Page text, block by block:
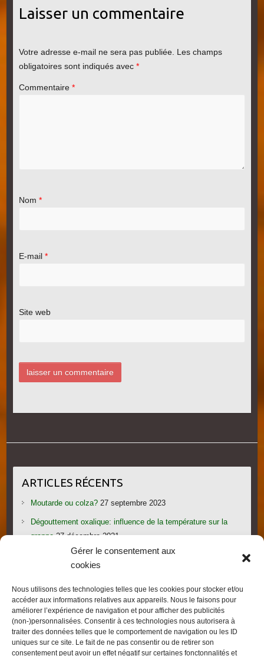
Gérer le consentement aux
cookies
Nous utilisons des technologies telles que les cookies pour stocker et/ou
accéder aux informations relatives aux appareils. Nous le faisons pour
améliorer l’expérience de navigation et pour afficher des publicités
(non-)personnalisées. Consentir à ces technologies nous autorisera à
traiter des données telles que le comportement de navigation ou les ID
uniques sur ce site. Le fait de ne pas consentir ou de retirer son
consentement peut avoir un effet négatif sur certaines fonctonnalités et
Laisser un commentaire
Votre adresse e-mail ne sera pas publiée. Les champs
obligatoires sont indiqués avec *
Commentaire *
Nom *
E-mail *
Site web
ARTICLES RÉCENTS
Moutarde ou colza? 27 septembre 2023
Dégouttement oxalique: influence de la température sur la
grappe 27 décembre 2021
Le candi provoque l’essaimage: vraiment?
Les villages provençaux du Pays de Fayence 19 septembre
2021